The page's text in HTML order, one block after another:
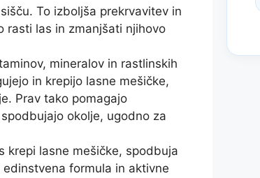
To izboljša prekrvavitev in
rasti las in zmanjšati njihovo
mineralov in rastlinskih
in krepijo lasne mešičke,
Prav tako pomagajo
okolje, ugodno za
krepi lasne mešičke, spodbuja
formula in aktivne